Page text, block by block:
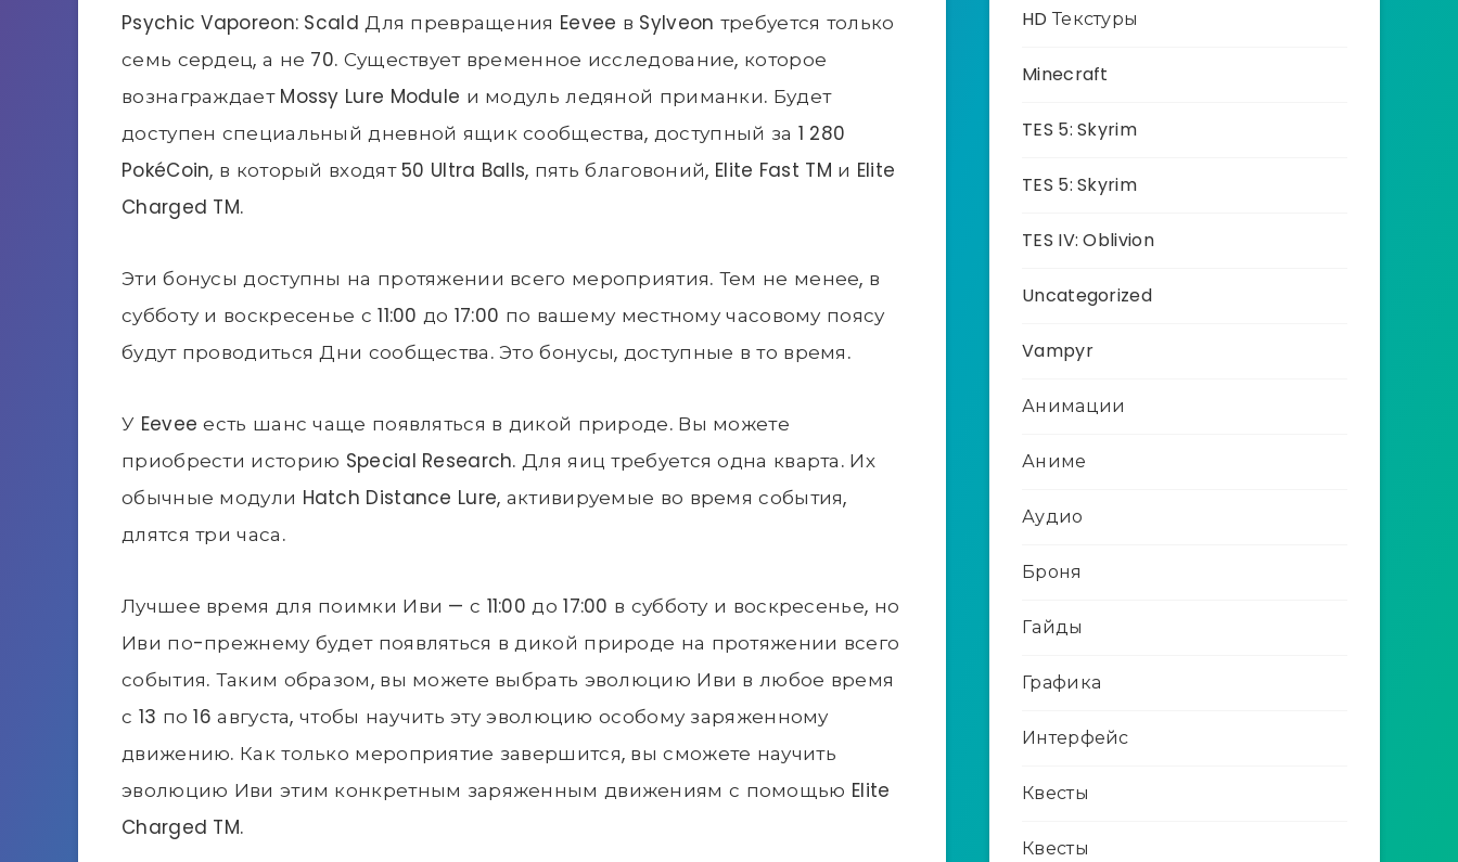
Psychic Vaporeon: Scald Для превращения Eevee в Sylveon требуется только
семь сердец, а не 70. Существует временное исследование, которое
вознаграждает Mossy Lure Module и модуль ледяной приманки. Будет
доступен специальный дневной ящик сообщества, доступный за 1 280
PokéCoin, в который входят 50 Ultra Balls, пять благовоний, Elite Fast TM и Elite
Charged TM.
Эти бонусы доступны на протяжении всего мероприятия. Тем не менее, в
субботу и воскресенье с 11:00 до 17:00 по вашему местному часовому поясу
будут проводиться Дни сообщества. Это бонусы, доступные в то время.
У Eevee есть шанс чаще появляться в дикой природе. Вы можете
приобрести историю Special Research. Для яиц требуется одна кварта. Их
обычные модули Hatch Distance Lure, активируемые во время события,
длятся три часа.
Лучшее время для поимки Иви — с 11:00 до 17:00 в субботу и воскресенье, но
Иви по-прежнему будет появляться в дикой природе на протяжении всего
события. Таким образом, вы можете выбрать эволюцию Иви в любое время
с 13 по 16 августа, чтобы научить эту эволюцию особому заряженному
движению. Как только мероприятие завершится, вы сможете научить
эволюцию Иви этим конкретным заряженным движениям с помощью Elite
Charged TM.
HD Текстуры
Minecraft
TES 5: Skyrim
TES 5: Skyrim
TES IV: Oblivion
Uncategorized
Vampyr
Анимации
Аниме
Аудио
Броня
Гайды
Графика
Интерфейс
Квесты
Квесты